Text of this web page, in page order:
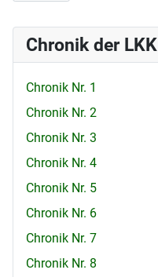
Chronik der LKK
Chronik Nr. 1
Chronik Nr. 2
Chronik Nr. 3
Chronik Nr. 4
Chronik Nr. 5
Chronik Nr. 6
Chronik Nr. 7
Chronik Nr. 8